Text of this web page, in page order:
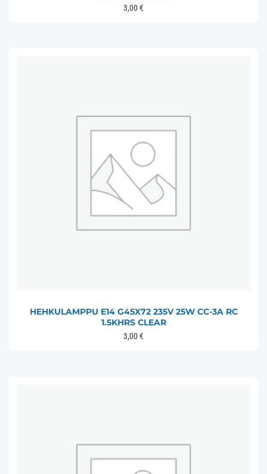
3,00€
HEHKULAMPPU E14 G45X72 235V 25W CC-3A RC
1.5KHRS CLEAR
3,00€